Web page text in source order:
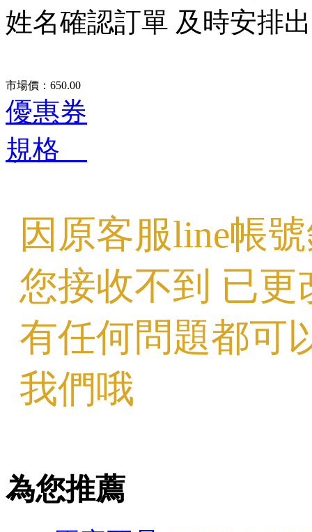
姓名確認訂單 及時安排
市場價： 650.00
優惠券
規格
因原客服line帳
您接收不到 已
有任何問題都可
我們哦
為您推薦